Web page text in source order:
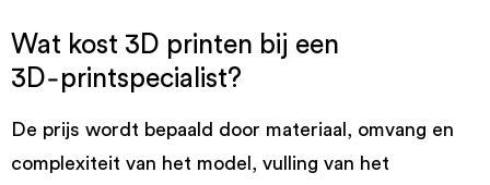
Wat kost 3D printen bij een
3D‑printspecialist?
De prijs wordt bepaald door materiaal, omvang en
complexiteit van het model, vulling van het